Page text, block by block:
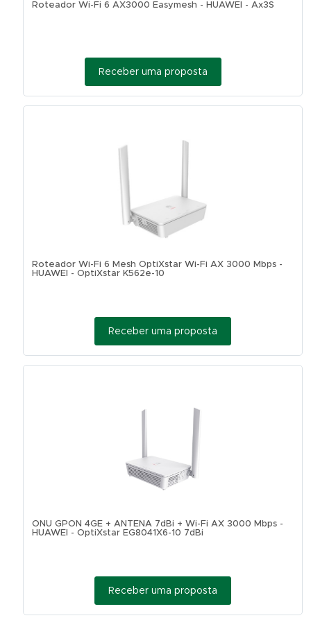
Roteador Wi-Fi 6 AX3000 Easymesh - HUAWEI - Ax3S
Receber uma proposta
Roteador Wi-Fi 6 Mesh OptiXstar Wi-Fi AX 3000 Mbps -
HUAWEI - OptiXstar K562e-10
Receber uma proposta
ONU GPON 4GE + ANTENA 7dBi + Wi-Fi AX 3000 Mbps -
HUAWEI - OptiXstar EG8041X6-10 7dBi
Receber uma proposta